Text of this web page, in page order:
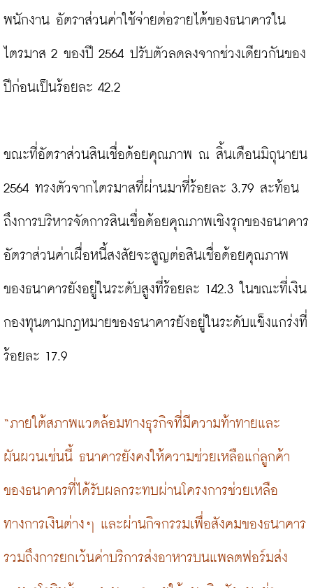
พนักงาน อัตราส่วนค่าใช้จ่ายต่อรายได้ของธนาคารใน
ไตรมาส 2 ของปี 2564 ปรับตัวลดลงจากช่วงเดียวกันของ
ปีก่อนเป็นร้อยละ 42.2
ขณะที่อัตราส่วนสินเชื่อด้อยคุณภาพ ณ สิ้นเดือนมิถุนายน
2564 ทรงตัวจากไตรมาสที่ผ่านมาที่ร้อยละ 3.79 สะท้อน
ถึงการบริหารจัดการสินเชื่อด้อยคุณภาพเชิงรุกของธนาคาร
อัตราส่วนค่าเผื่อหนี้สงสัยจะสูญต่อสินเชื่อด้อยคุณภาพ
ของธนาคารยังอยู่ในระดับสูงที่ร้อยละ 142.3 ในขณะที่เงิน
กองทุนตามกฎหมายของธนาคารยังอยู่ในระดับแข็งแกร่งที่
ร้อยละ 17.9
“ภายใต้สภาพแวดล้อมทางธุรกิจที่มีความท้าทายและ
ผันผวนเช่นนี้ ธนาคารยังคงให้ความช่วยเหลือแก่ลูกค้า
ของธนาคารที่ได้รับผลกระทบผ่านโครงการช่วยเหลือ
ทางการเงินต่างๆ และผ่านกิจกรรมเพื่อสังคมของธนาคาร
รวมถึงการยกเว้นค่าบริการส่งอาหารบนแพลตฟอร์มส่ง